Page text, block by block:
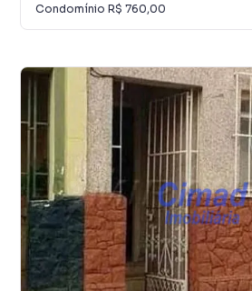
Condomínio R$ 760,00